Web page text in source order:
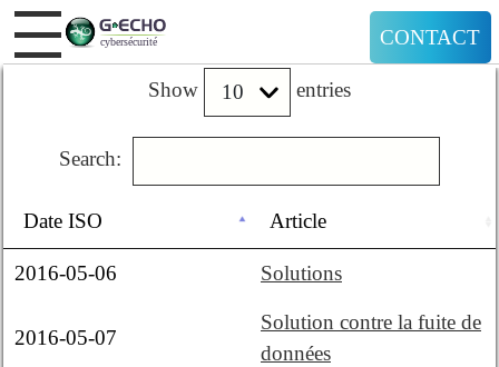
CONTACT
Show entries
Search:
Date ISO Article
2016-05-06 Solutions
2016-05-07
Solution contre la fuite de
données